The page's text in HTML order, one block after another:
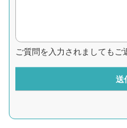
ご質問を入力されましてもご
送